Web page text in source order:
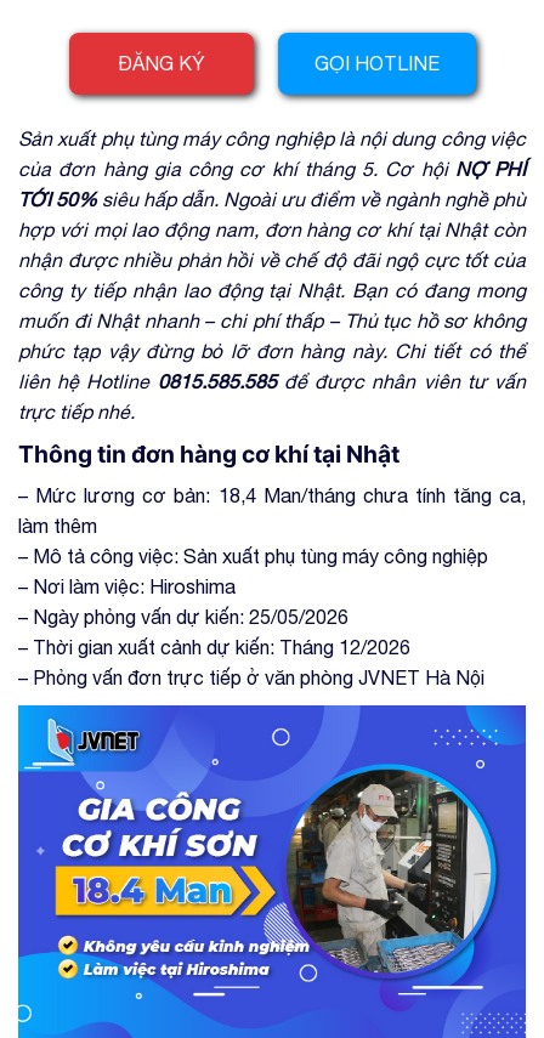
ĐĂNG KÝ GỌI HOTLINE
Sản xuất phụ tùng máy công nghiệp là nội dung công việc
của đơn hàng gia công cơ khí tháng 5. Cơ hội NỢ PHÍ
TỚI 50%siêu hấp dẫn. Ngoài ưu điểm về ngành nghề phù
hợp với mọi lao động nam, đơn hàng cơ khí tại Nhật còn
nhận được nhiều phản hồi về chế độ đãi ngộ cực tốt của
công ty tiếp nhận lao động tại Nhật. Bạn có đang mong
muốn đi Nhật nhanh – chi phí thấp – Thủ tục hồ sơ không
phức tạp vậy đừng bỏ lỡ đơn hàng này. Chi tiết có thể
liên hệ Hotline 0815.585.585để được nhân viên tư vấn
trực tiếp nhé.
Thông tin đơn hàng cơ khí tại Nhật
– Mức lương cơ bản: 18,4 Man/tháng chưa tính tăng ca,
làm thêm
– Mô tả công việc: Sản xuất phụ tùng máy công nghiệp
– Nơi làm việc: Hiroshima
– Ngày phỏng vấn dự kiến: 25/05/2026
– Thời gian xuất cảnh dự kiến: Tháng 12/2026
– Phỏng vấn đơn trực tiếp ở văn phòng JVNET Hà Nội